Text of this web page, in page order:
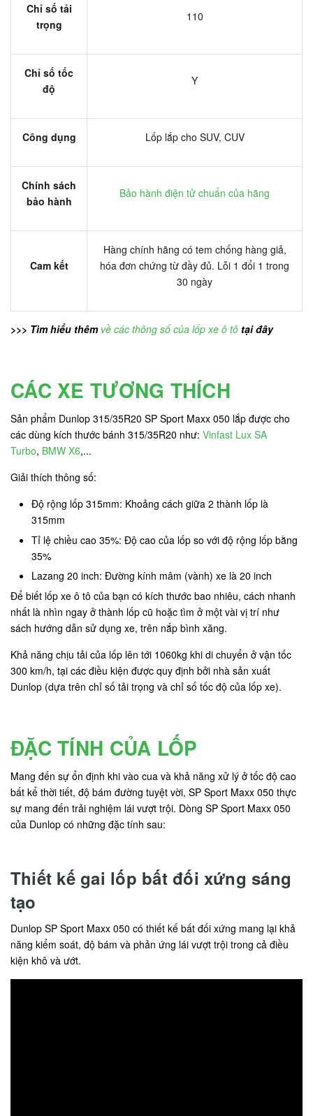
Chỉ số tải
trọng
110
Chỉ số tốc
độ
Y
Công dụng Lốp lắp cho SUV, CUV
Chính sách
bảo hành
Bảo hành điện tử chuẩn của hãng
Cam kết
Hàng chính hãng có tem chống hàng giả,
hóa đơn chứng từ đầy đủ. Lỗi 1 đổi 1 trong
30 ngày
>>> Tìm hiểu thêm về các thông số của lốp xe ô tô tại đây
CÁC XE TƯƠNG THÍCH
Sản phẩm Dunlop 315/35R20 SP Sport Maxx 050 lắp được cho
các dùng kích thước bánh 315/35R20 như: Vinfast Lux SA
Turbo, BMW X6,...
Giải thích thông số:
Độ rộng lốp 315mm: Khoảng cách giữa 2 thành lốp là
315mm
Tỉ lệ chiều cao 35%: Độ cao của lốp so với độ rộng lốp bằng
35%
Lazang 20 inch: Đường kính mâm (vành) xe là 20 inch
Để biết lốp xe ô tô của bạn có kích thước bao nhiêu, cách nhanh
nhất là nhìn ngay ở thành lốp cũ hoặc tìm ở một vài vị trí như
sách hướng dẫn sử dụng xe, trên nắp bình xăng.
Khả năng chịu tải của lốp lên tới 1060kg khi di chuyển ở vận tốc
300 km/h, tại các điều kiện được quy định bởi nhà sản xuất
Dunlop (dựa trên chỉ số tải trọng và chỉ số tốc độ của lốp xe).
ĐẶC TÍNH CỦA LỐP
Mang đến sự ổn định khi vào cua và khả năng xử lý ở tốc độ cao
bất kể thời tiết, độ bám đường tuyệt vời, SP Sport Maxx 050 thực
sự mang đến trải nghiệm lái vượt trội. Dòng SP Sport Maxx 050
của Dunlop có những đặc tính sau:
Thiết kế gai lốp bất đối xứng sáng
tạo
Dunlop SP Sport Maxx 050 có thiết kế bất đối xứng mang lại khả
năng kiểm soát, độ bám và phản ứng lái vượt trội trong cả điều
kiện khô và ướt.